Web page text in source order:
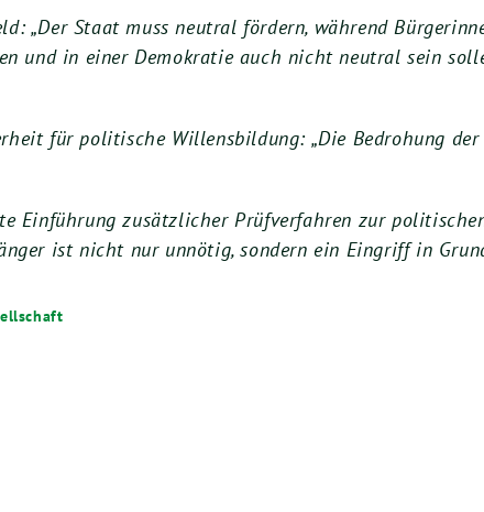
„Der Staat muss neutral fördern, während
und in einer Demokratie auch nicht neutral sein
für politische Willensbildung: „Die Bedrohung
Einführung zusätzlicher Prüfverfahren zur
ist nicht nur unnötig, sondern ein Eingriff in